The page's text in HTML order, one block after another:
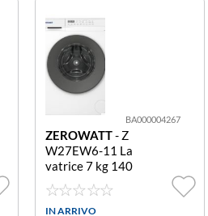
BA000004267
ZEROWATT- Z
W27EW6-11 La
vatrice 7 kg 140
0 rpm ZW27EW
6-11 LAV 7KG 1
200G INVER
IN ARRIVO